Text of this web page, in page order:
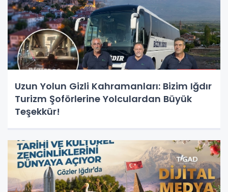
Uzun Yolun Gizli Kahramanları: Bizim Iğdır
Turizm Şoförlerine Yolculardan Büyük
Teşekkür!